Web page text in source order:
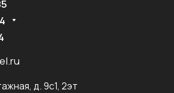
д. 9с1, 2эт